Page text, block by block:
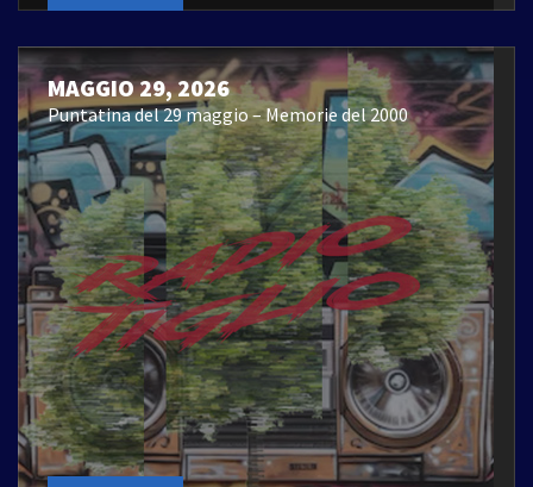
MAGGIO 29, 2026
Puntatina del 29 maggio – Memorie del 2000